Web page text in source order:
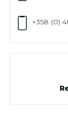
+358 (0)